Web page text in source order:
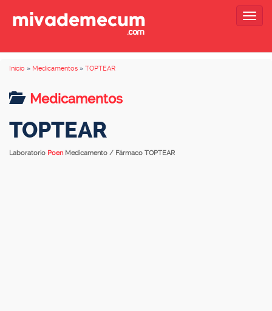
Inicio » Medicamentos » TOPTEAR
Medicamentos
TOPTEAR
Laboratorio Poen Medicamento / Fármaco TOPTEAR